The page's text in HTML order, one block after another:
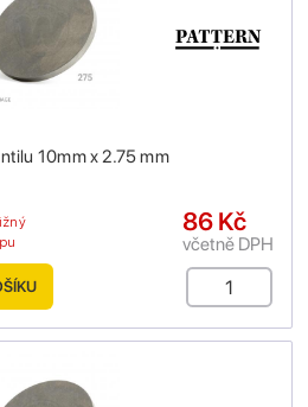
10mm x 2.75 mm
86 Kč
včetně DPH